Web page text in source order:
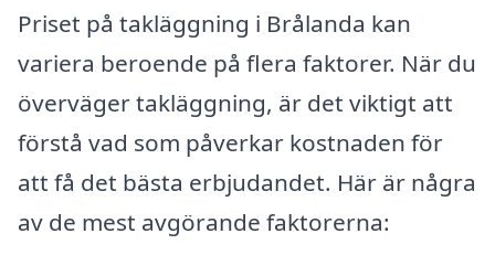
Priset på takläggning i Brålanda kan
variera beroende på flera faktorer. När du
överväger takläggning, är det viktigt att
förstå vad som påverkar kostnaden för
att få det bästa erbjudandet. Här är några
av de mest avgörande faktorerna: